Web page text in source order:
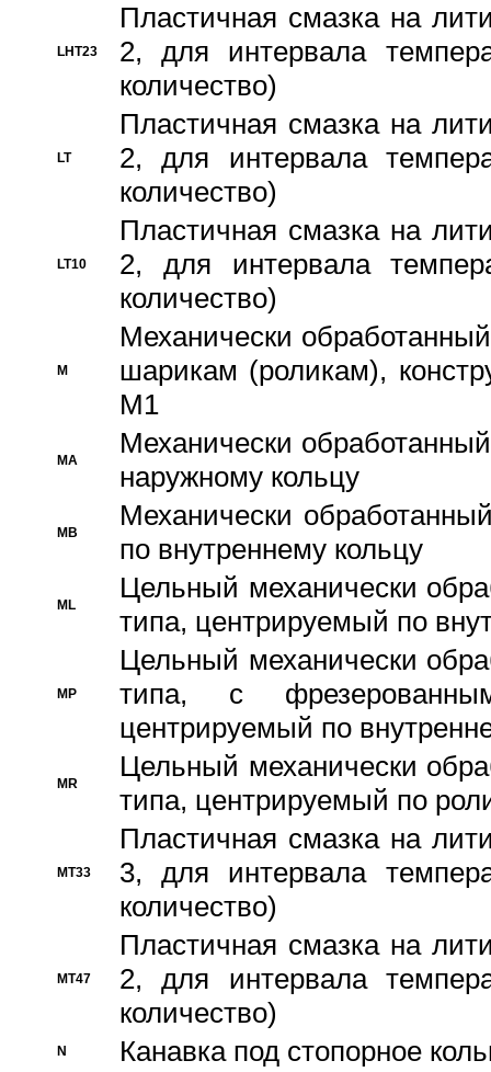
LHT23
Пластичная смазка на
2, для интервала
количество)
LT
Пластичная смазка на
2, для интервала
количество)
LT10
Пластичная смазка на
2, для интервала
количество)
M
Механически
шарикам (роликам),
M1
MA
Механически
наружному кольцу
MB
Механически
по внутреннему кольцу
ML
Цельный механически
типа, центрируемый по
MP
Цельный механически
типа, с
центрируемый по
MR
Цельный механически
типа, центрируемый по
MT33
Пластичная смазка на
3, для интервала
количество)
MT47
Пластичная смазка на
2, для интервала
количество)
N Канавка под стопорное